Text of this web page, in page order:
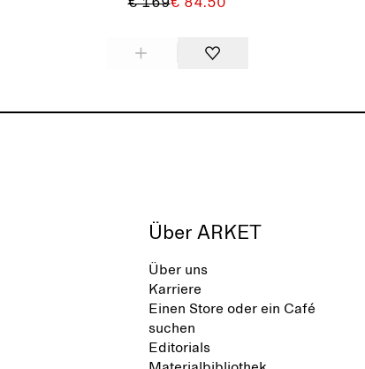
Über ARKET
Über uns
Karriere
Einen Store oder ein Café
suchen
Editorials